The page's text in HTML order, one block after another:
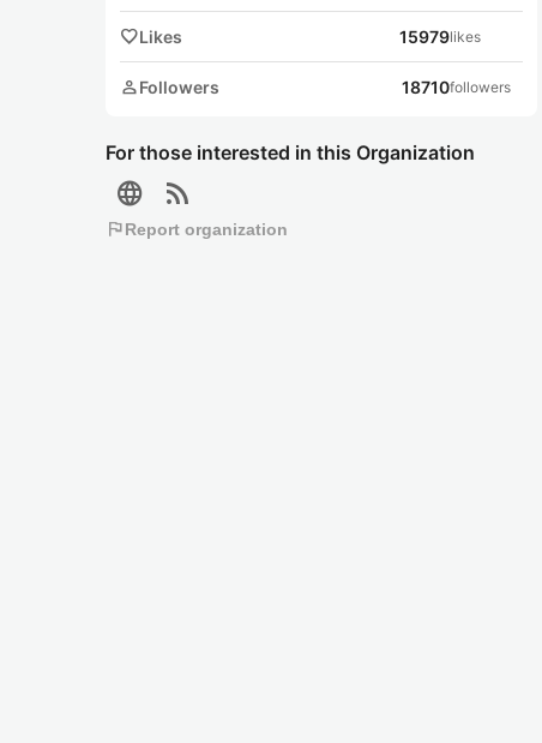
favoriteLikes 15979likes
personFollowers 18710followers
For those interested in this Organization
language rss_feed
flagReport organization